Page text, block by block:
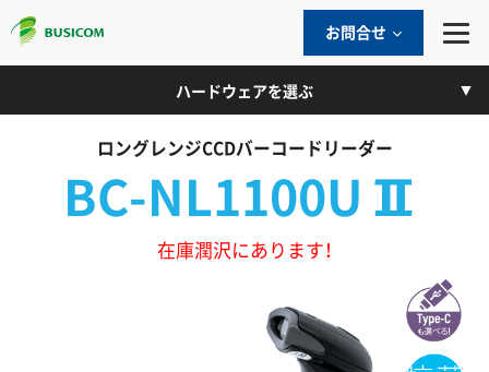
お問合せ
ハードウェアを選ぶ
ロングレンジCCDバーコードリーダー
BC-NL1100UⅡ
在庫潤沢にあります！